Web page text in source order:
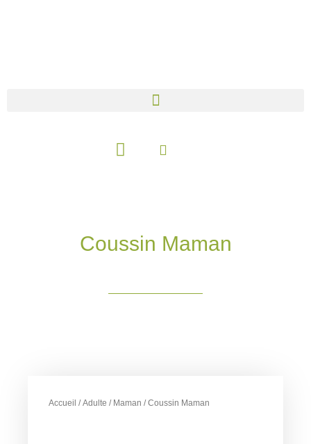
Panier
Coussin Maman
Accueil /Adulte / Maman / Coussin Maman